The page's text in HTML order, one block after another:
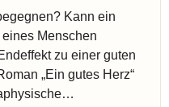
Kann ein
Menschen
zu einer guten
„Ein gutes Herz“